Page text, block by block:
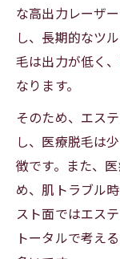
な高出力レーザ
し、長期的なツ
毛は出力が低く
なります。
そのため、エス
し、医療脱毛は
徴です。また、
め、肌トラブル
スト面ではエス
トータルで考え